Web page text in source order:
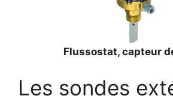
Flussostat, capteur
Les sondes